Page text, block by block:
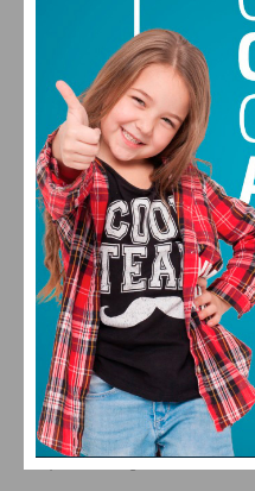
SEG TER
FARMACIAS DE
FERREIRA